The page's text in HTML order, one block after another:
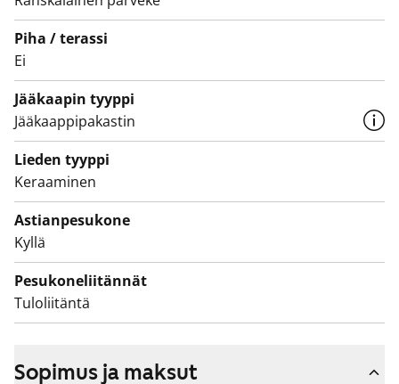
harmaa. Pesukoneelle ja kuivausrummulle on paikka ja
seinällä on valmiina kokoon taittuva pyykkiteline.
Eteisen kaapistossa on peililiukuovet.
Piha / terassi
Ei
Jääkaapin tyyppi
Jääkaappipakastin
Lieden tyyppi
Keraaminen
Astianpesukone
Kyllä
Pesukoneliitännät
Tuloliitäntä
Sopimus ja maksut